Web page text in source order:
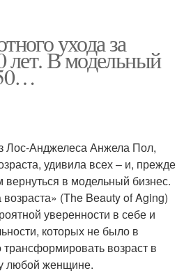
ухода за
лет. В модельный
Лос-Анджелеса Анжела Пол,
удивила всех – и, прежде
в модельный бизнес.
(The Beauty of Aging)
уверенности в себе и
которых не было в
трансформировать возраст в
любой женщине.